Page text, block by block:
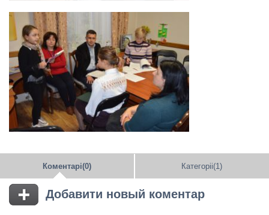
Коментарі(0) Категоріі(1)
Добавити новый коментар